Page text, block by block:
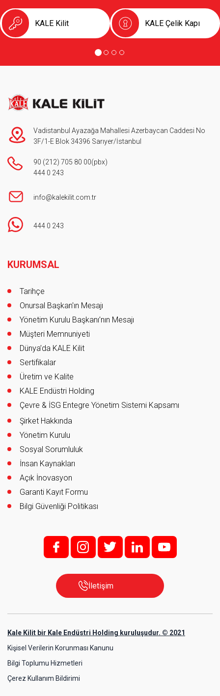
KALE Kilit KALE Çelik Kapı
Vadistanbul Ayazağa Mahallesi Azerbaycan Caddesi No
3F/1-E Blok 34396 Sarıyer/İstanbul
90 (212) 705 80 00(pbx)
444 0 243
info@kalekilit.com.tr
444 0 243
KURUMSAL
Tarihçe
Onursal Başkan'ın Mesajı
Yönetim Kurulu Başkanı’nın Mesajı
Müşteri Memnuniyeti
Dünya’da KALE Kilit
Sertifikalar
Üretim ve Kalite
KALE Endüstri Holding
Çevre & İSG Entegre Yönetim Sistemi Kapsamı
Şirket Hakkında
Yönetim Kurulu
Sosyal Sorumluluk
İnsan Kaynakları
Açık İnovasyon
Garanti Kayıt Formu
Bilgi Güvenliği Politikası
f; i; t l y
İletişim
Kale Kilit bir Kale Endüstri Holding kuruluşudur. © 2021
Kişisel Verilerin Korunması Kanunu
Bilgi Toplumu Hizmetleri
Çerez Kullanım Bildirimi